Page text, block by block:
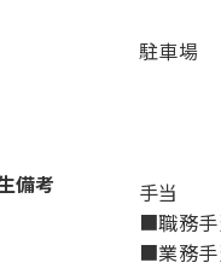
駐車場
備考
手当
■職務
■業務